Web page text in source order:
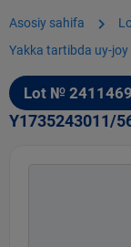
Asosiy sahifa chevron_right
Yakka tartibda uy-
Lot №
Y1735243011/